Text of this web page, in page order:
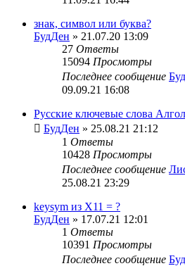
знак, символ или буква?
БудДен » 21.07.20 13:09
27 Ответы
15094 Просмотры
Последнее сообщение
09.09.21 16:08
Русские ключевые слова
БудДен » 25.08.21 21:12
1 Ответы
10428 Просмотры
Последнее сообщение
25.08.21 23:29
keysym из X11 = ?
БудДен » 17.07.21 12:01
1 Ответы
10391 Просмотры
Последнее сообщение